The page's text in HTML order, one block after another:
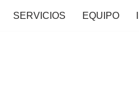
SERVICIOS EQUIPO